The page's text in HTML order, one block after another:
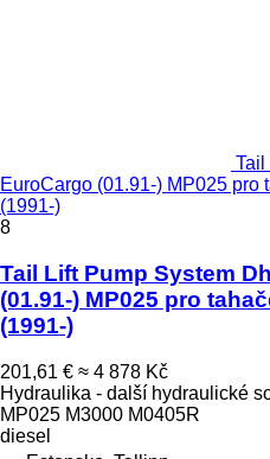
Tail
EuroCargo (01.91-) MP025 pro
(1991-)
8
Tail Lift Pump System
(01.91-) MP025 pro
(1991-)
201,61 € ≈ 4 878 Kč
Hydraulika - další hydraulické
MP025 M3000 M0405R
diesel